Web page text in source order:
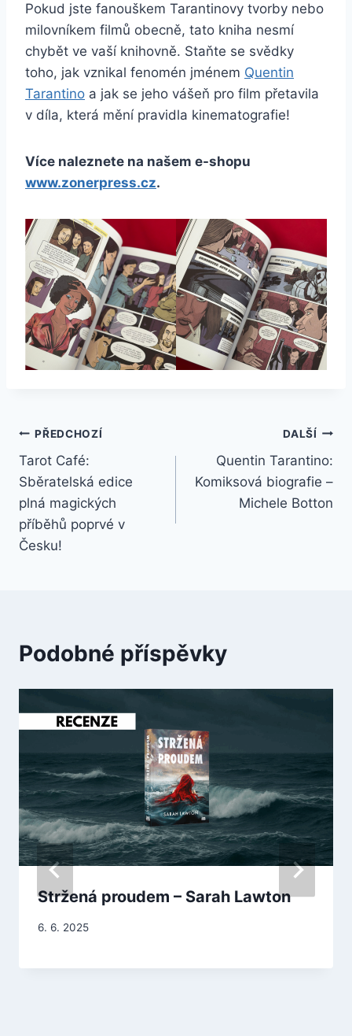
Pokud jste fanouškem Tarantinovy tvorby nebo
milovníkem filmů obecně, tato kniha nesmí
chybět ve vaší knihovně. Staňte se svědky
toho, jak vznikal fenomén jménem Quentin
Tarantino a jak se jeho vášeň pro film přetavila
v díla, která mění pravidla kinematografie!
Více naleznete na našem e-shopu
www.zonerpress.cz.
PŘEDCHOZÍ
Tarot Café:
Sběratelská edice
plná magických
příběhů poprvé v
Česku!
DALŠÍ
Quentin Tarantino:
Komiksová biografie –
Michele Botton
Podobné příspěvky
Stržená proudem – Sarah Lawton
6. 6. 2025